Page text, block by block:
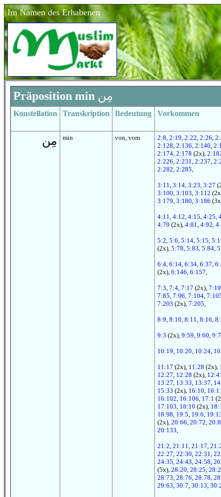
Im Namen des Erhabenen
Präposition min مِن
Konstellation Transkription Bedeutung Vorkommen
مِن min von, vom 2:8, 2:19, 2:22, 2:26,
2:128, 2:136, 2:140,
2:174, 2:178 (2x),
2:226, 2:231, 2:237,
2:282, 2:285,
3:11, 3:14, 3:23, 3:27
3:100, 3:103, 3:112
3:179, 3:180, 3:186
4:11, 4:12, 4:15, 4:25,
4:79 (2x), 4:81, 4:92,
5:2, 5:6, 5:14, 5:15,
(2x), 5:78, 5:83, 5:84,
6:4, 6:14, 6:34, 6:37,
(2x), 6:146, 6:157,
7:3, 7:4, 7:17 (2x), 7:19
7:85, 7:96, 7:104,
7:203 (2x), 7:205,
8:9, 8:10, 8:11, 8:16,
9:3 (2x), 9:59, 9:60,
10:19, 10:20, 10:24,
11:17 (2x), 11:28 (2x),
12:27, 12:28 (2x),
13:27, 13:33, 13:37,
15:33 (2x), 16:10,
16:102, 16:106, 17:1
17:103, 18:10 (2x),
18:98, 19:5, 19:6,
(2x), 20:66, 20:72,
20:133,
21:2, 21:11, 21:17,
22:27, 22:30, 22:31,
24:35, 24:43, 24:58,
(5x), 28:20, 28:25,
28:73, 28:76, 28:78,
29:63, 30:7, 30:13,